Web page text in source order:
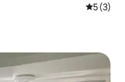
5 (3)